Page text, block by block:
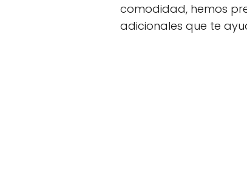
comodidad, hemos
adicionales que te